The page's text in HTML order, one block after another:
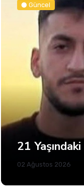
Spor
05 Ağustos 2026